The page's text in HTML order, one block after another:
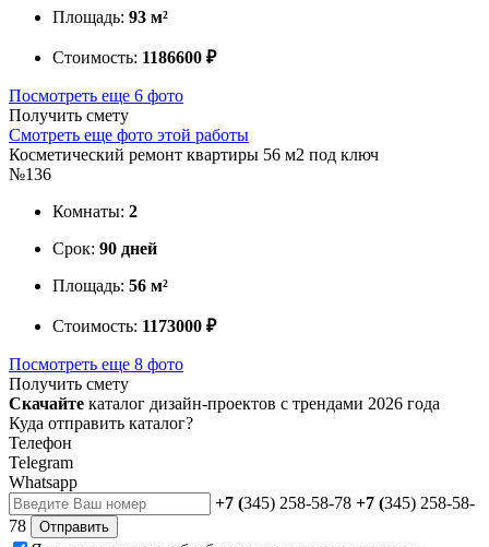
Площадь: 93 м²
Стоимость: 1186600 ₽
Посмотреть еще 6 фото
Получить смету
Смотреть еще фото этой работы
Косметический ремонт квартиры 56 м2 под ключ
№136
Комнаты: 2
Срок: 90 дней
Площадь: 56 м²
Стоимость: 1173000 ₽
Посмотреть еще 8 фото
Получить смету
Скачайте каталог дизайн-проектов с трендами 2026 года
Куда отправить каталог?
Телефон
Telegram
Whatsapp
+7 (345) 258-58-78 +7 (345) 258-58-
78
Отправить